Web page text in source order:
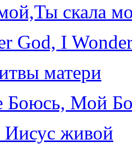
скала
God, I
матери
Боюсь, Мой
живой